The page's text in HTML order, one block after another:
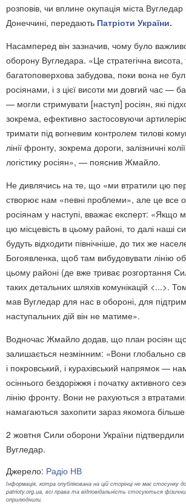
розповів, чи вплине окупація міста
Донеччині, передають Патріоти України.
Насамперед він зазначив, чому було
оборону Вугледара. «Це стратегічна
багатоповерхова забудова, поки вона не
росіянами, і з цієї висоти ми довгий час —
— могли стримувати [наступ] росіян, які
зокрема, ефективно застосовуючи
тримати під вогневим контролем тилові
лінії фронту, зокрема дороги, залізничні
логістику росіян», — пояснив Жмайло.
Не дивлячись на те, що «ми втратили цю
створює нам «певні проблеми», але це все
росіянам у наступі, вважає експерт: «Якщо
цю місцевість в цьому районі, то далі наші
будуть відходити північніше, до тих же
Богоявленка, щоб там вибудовувати лінію
цьому районі (де вже триває розгортання
таких детальних шляхів комунікацій <...>.
мав Вугледар для нас в обороні, для
наступальних дій він не матиме».
Водночас Жмайло додав, що план росіян
залишається незмінним: «Вони глобально
і покровський, і курахівський напрямок —
осіннього бездоріжжя і початку активного
лінію фронту. Вони не рахуються з
намагаються захопити зараз якомога більше
2 жовтня Сили оборони України підтвердили
Вугледар.
Джерело: Радіо НВ
Інформація, котра опублікована на цій сторінці не має стосунку
patrioty.org.ua, всі права та відповідальність стосуються
оприлюднили.